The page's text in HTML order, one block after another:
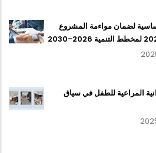
لضمان مواءمة المشروع
المراعية للطفل في سياق